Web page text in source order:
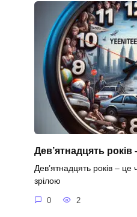
Дев’ятнадцять років
Дев’ятнадцять років –
зрілою
0 2